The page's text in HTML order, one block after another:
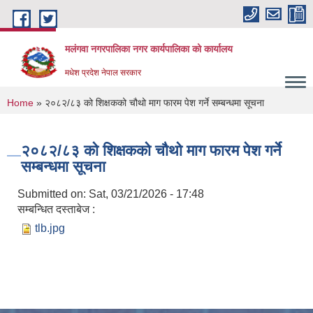
Skip to main content
मलंगवा नगरपालिका नगर कार्यपालिका को कार्यालय
मधेश प्रदेश नेपाल सरकार
You are here
Home » २०८२/८३ को शिक्षकको चौथो माग फारम पेश गर्ने सम्बन्धमा सूचना
२०८२/८३ को शिक्षकको चौथो माग फारम पेश गर्ने
सम्बन्धमा सूचना
Submitted on: Sat, 03/21/2026 - 17:48
सम्बन्धित दस्ताबेज :
tlb.jpg